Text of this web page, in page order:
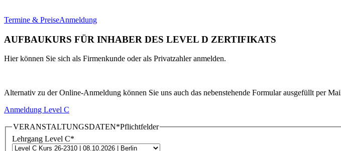
Termine & PreiseAnmeldung
AUFBAUKURS FÜR INHABER DES LEVEL D ZERTIFIKATS
Hier können Sie sich als Firmenkunde oder als Privatzahler anmelden.
Alternativ zu der Online-Anmeldung können Sie uns auch das nebenstehende Formular ausgefüllt per
Anmeldung Level C
VERANSTALTUNGSDATEN*Pflichtfelder
Lehrgang Level C*